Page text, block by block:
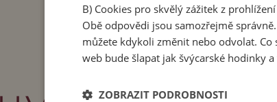
B) Cookies pro skvělý zážitek z
Obě odpovědi jsou samozřejmě
můžete kdykoli změnit nebo odvolat. Co
web bude šlapat jak švýcarské hodinky
ZOBRAZIT PODROBNOSTI